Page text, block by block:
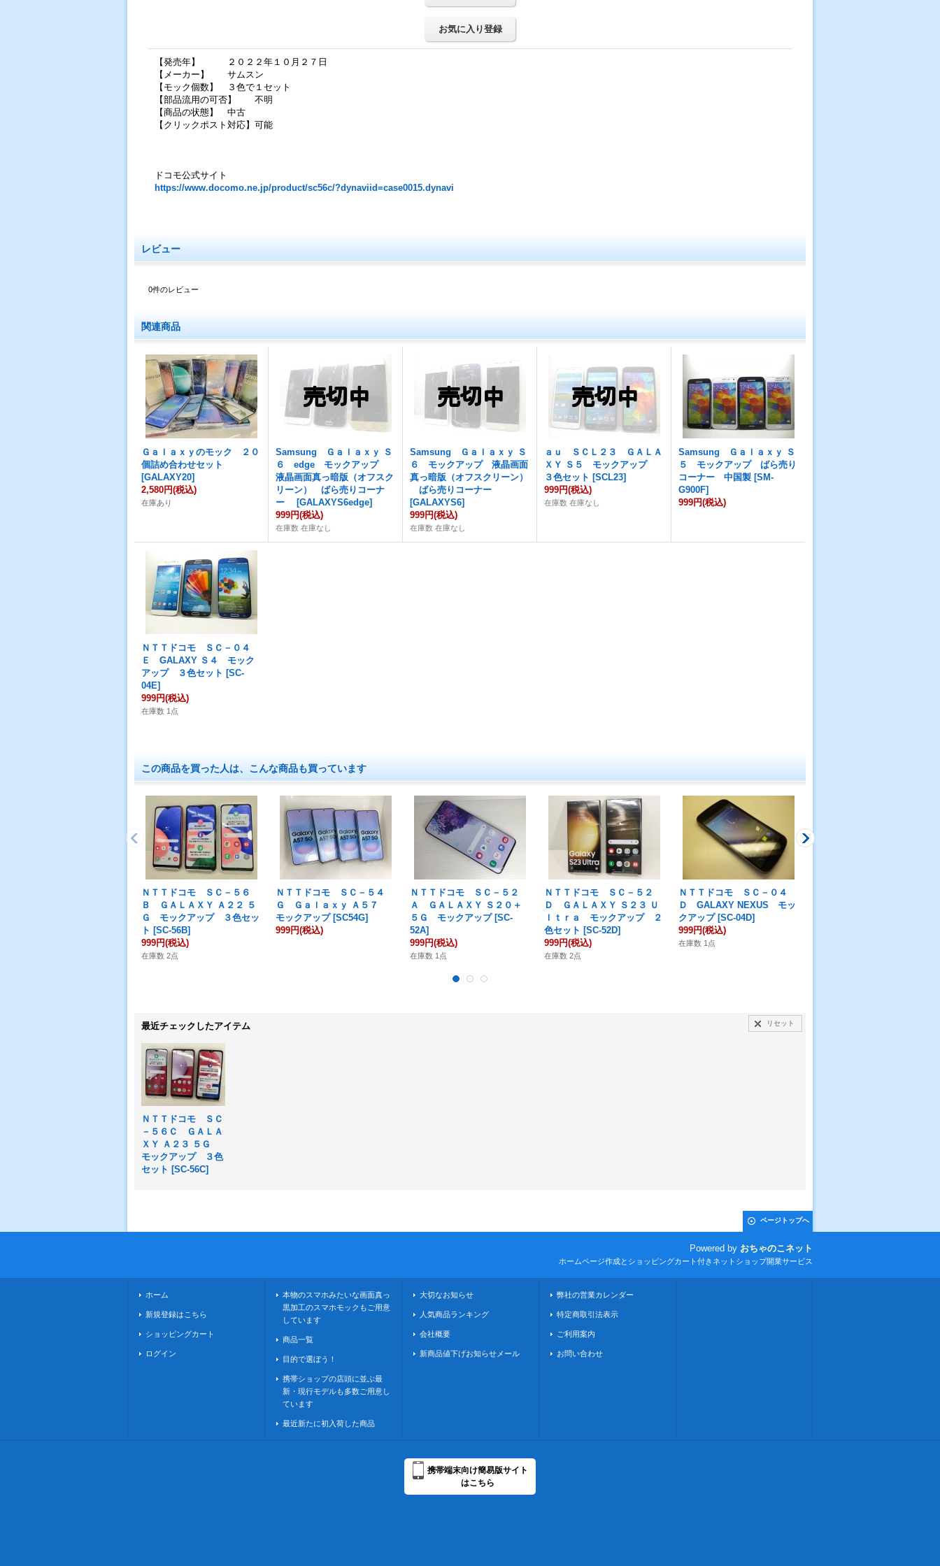
お気に入り登録
【発売年】 ２０２２年１０月２７日
【メーカー】 サムスン
【モック個数】 ３色で１セット
【部品流用の可否】 不明
【商品の状態】 中古
【クリックポスト対応】可能
ドコモ公式サイト
https://www.docomo.ne.jp/product/sc56c/?dynaviid=case0015.dynavi
レビュー
0件のレビュー
関連商品
Ｇａｌａｘｙのモック ２０
個詰め合わせセット
[GALAXY20]
2,580円(税込)
在庫あり
Samsung Ｇａｌａｘｙ Ｓ
６ edge モックアップ
液晶画面真っ暗版（オフスク
リーン） ばら売りコーナ
ー
[GALAXYS6edge]
999円(税込)
在庫数 在庫なし
Samsung Ｇａｌａｘｙ Ｓ
６ モックアップ 液晶画面
真っ暗版（オフスクリーン）
ばら売りコーナー
[GALAXYS6]
999円(税込)
在庫数 在庫なし
ａｕ ＳＣＬ２３ ＧＡＬＡ
ＸＹ Ｓ５ モックアップ
３色セット [SCL23]
999円(税込)
在庫数 在庫なし
Samsung Ｇａｌａｘｙ Ｓ
５ モックアップ ばら売り
コーナー 中国製 [SM-
G900F]
999円(税込)
ＮＴＴドコモ ＳＣ－０４
Ｅ GALAXY Ｓ４ モック
アップ ３色セット [SC-
04E]
999円(税込)
在庫数 1点
この商品を買った人は、こんな商品も買っています
ＮＴＴドコモ ＳＣ－５６
Ｂ ＧＡＬＡＸＹ Ａ２２ ５
Ｇ モックアップ ３色セッ
ト [SC-56B]
999円(税込)
在庫数 2点
ＮＴＴドコモ ＳＣ－５４
Ｇ Ｇａｌａｘｙ Ａ５７
モックアップ [SC54G]
999円(税込)
ＮＴＴドコモ ＳＣ－５２
Ａ ＧＡＬＡＸＹ Ｓ２０＋
５Ｇ モックアップ [SC-
52A]
999円(税込)
在庫数 1点
ＮＴＴドコモ ＳＣ－５２
Ｄ ＧＡＬＡＸＹ Ｓ２３ Ｕ
ｌｔｒａ モックアップ ２
色セット [SC-52D]
999円(税込)
在庫数 2点
ＮＴＴドコモ ＳＣ－０４
Ｄ GALAXY NEXUS モッ
クアップ [SC-04D]
999円(税込)
在庫数 1点
最近チェックしたアイテム リセット
ＮＴＴドコモ ＳＣ
－５６Ｃ ＧＡＬＡ
ＸＹ Ａ２３ ５Ｇ
モックアップ ３色
セット [SC-56C]
ページトップへ
Powered by おちゃのこネット
ホームページ作成とショッピングカート付きネットショップ開業サービス
ホーム
新規登録はこちら
ショッピングカート
ログイン
本物のスマホみたいな画面真っ
黒加工のスマホモックもご用意
しています
商品一覧
目的で選ぼう！
携帯ショップの店頭に並ぶ最
新・現行モデルも多数ご用意し
ています
最近新たに初入荷した商品
大切なお知らせ
人気商品ランキング
会社概要
新商品値下げお知らせメール
弊社の営業カレンダー
特定商取引法表示
ご利用案内
お問い合わせ
携帯端末向け簡易版サイト
はこちら